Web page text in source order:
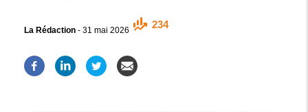
La Rédaction - 31 mai 2026
234